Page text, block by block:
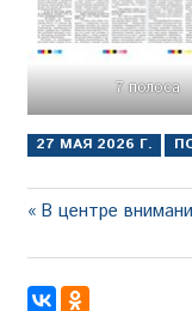
7 полоса
27 МАЯ 2026 Г.
Навигация
по
записям
Предыдущая
В центре